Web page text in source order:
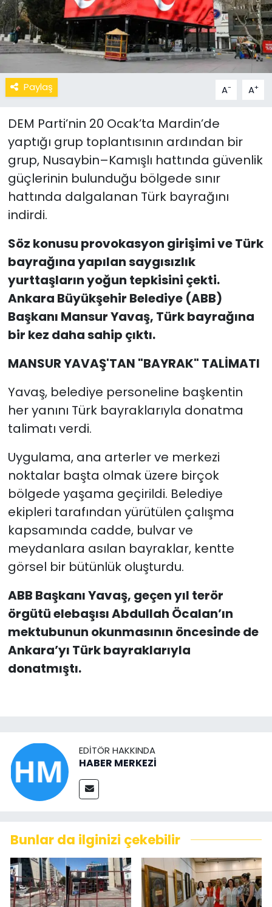
Paylaş A- A+
DEM Parti’nin 20 Ocak’ta Mardin’de
yaptığı grup toplantısının ardından bir
grup, Nusaybin–Kamışlı hattında güvenlik
güçlerinin bulunduğu bölgede sınır
hattında dalgalanan Türk bayrağını
indirdi.
Söz konusu provokasyon girişimi ve Türk
bayrağına yapılan saygısızlık
yurttaşların yoğun tepkisini çekti.
Ankara Büyükşehir Belediye (ABB)
Başkanı Mansur Yavaş, Türk bayrağına
bir kez daha sahip çıktı.
MANSUR YAVAŞ'TAN "BAYRAK" TALİMATI
Yavaş, belediye personeline başkentin
her yanını Türk bayraklarıyla donatma
talimatı verdi.
Uygulama, ana arterler ve merkezi
noktalar başta olmak üzere birçok
bölgede yaşama geçirildi. Belediye
ekipleri tarafından yürütülen çalışma
kapsamında cadde, bulvar ve
meydanlara asılan bayraklar, kentte
görsel bir bütünlük oluşturdu.
ABB Başkanı Yavaş, geçen yıl terör
örgütü elebaşısı Abdullah Öcalan’ın
mektubunun okunmasının öncesinde de
Ankara’yı Türk bayraklarıyla
donatmıştı.
EDITÖR HAKKINDA
HABER MERKEZİ
Bunlar da ilginizi çekebilir